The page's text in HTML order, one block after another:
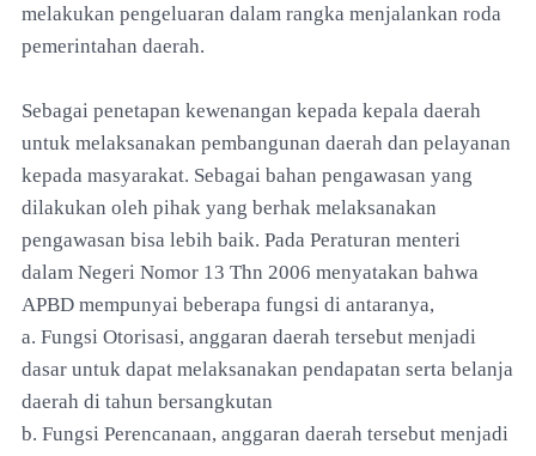
melakukan pengeluaran dalam rangka menjalankan roda
pemerintahan daerah.
Sebagai penetapan kewenangan kepada kepala daerah
untuk melaksanakan pembangunan daerah dan pelayanan
kepada masyarakat. Sebagai bahan pengawasan yang
dilakukan oleh pihak yang berhak melaksanakan
pengawasan bisa lebih baik. Pada Peraturan menteri
dalam Negeri Nomor 13 Thn 2006 menyatakan bahwa
APBD mempunyai beberapa fungsi di antaranya,
a. Fungsi Otorisasi, anggaran daerah tersebut menjadi
dasar untuk dapat melaksanakan pendapatan serta belanja
daerah di tahun bersangkutan
b. Fungsi Perencanaan, anggaran daerah tersebut menjadi